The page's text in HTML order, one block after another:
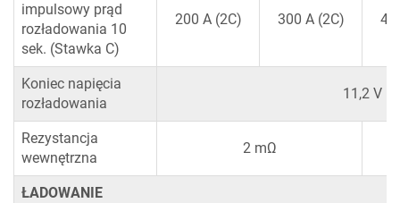
impulsowy prąd
rozładowania 10
sek. (Stawka C)
200 A (2C) 300 A (2C)
Koniec napięcia
rozładowania
11,2 V
Rezystancja
wewnętrzna
2 mΩ
ŁADOWANIE